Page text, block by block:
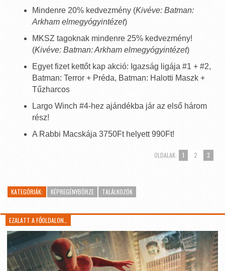
Mindenre 20% kedvezmény (Kivéve: Batman:
Arkham elmegyógyintézet)
MKSZ tagoknak mindenre 25% kedvezmény!
(Kivéve: Batman: Arkham elmegyógyintézet)
Egyet fizet kettőt kap akció: Igazság ligája #1 + #2,
Batman: Terror + Préda, Batman: Halotti Maszk +
Tűzharcos
Largo Winch #4-hez ajándékba jár az első három
rész!
A Rabbi Macskája 3750Ft helyett 990Ft!
OLDALAK: 1 2 3
KATEGÓRIÁK: KÉPREGÉNYBÖRZE TALÁLKOZÓK
EZALATT A FŐOLDALON…